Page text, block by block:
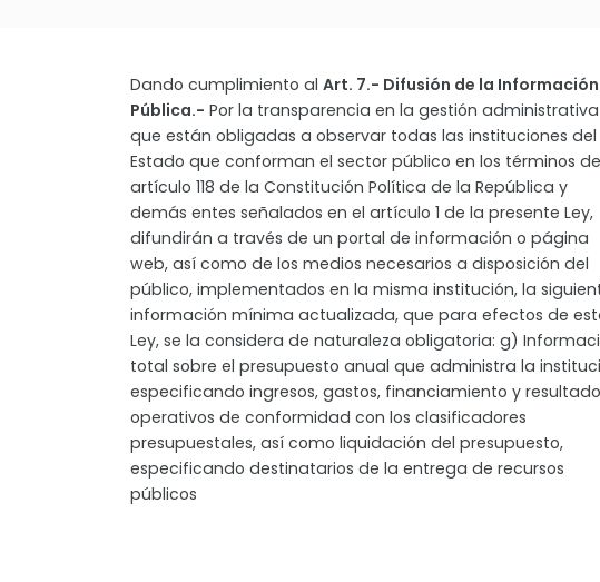
Dando cumplimiento al Art. 7.- Difusión de la Información
Pública.- Por la transparencia en la gestión administrativa
que están obligadas a observar todas las instituciones del
Estado que conforman el sector público en los términos
artículo 118 de la Constitución Política de la República y
demás entes señalados en el artículo 1 de la presente Ley,
difundirán a través de un portal de información o página
web, así como de los medios necesarios a disposición del
público, implementados en la misma institución, la
información mínima actualizada, que para efectos de
Ley, se la considera de naturaleza obligatoria: g)
total sobre el presupuesto anual que administra la
especificando ingresos, gastos, financiamiento y
operativos de conformidad con los clasificadores
presupuestales, así como liquidación del presupuesto,
especificando destinatarios de la entrega de recursos
públicos